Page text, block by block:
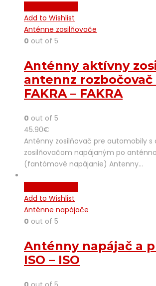
Add to Wishlist
Anténne zosilňovače
0 out of 5
Anténny aktívny
antennz rozbočovač
FAKRA – FAKRA
0 out of 5
45.90€
Anténny zosilňovač pre automobily s
zosilňovačom napájaným po
(fantómové napájanie) Antenny…
Add to Wishlist
Anténne napájače
0 out of 5
Anténny napájač a
ISO – ISO